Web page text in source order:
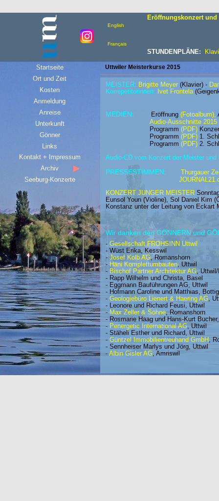
Eröffnungskonzert
STUNDENPLÄNE:
English
Français
Startseite
Ort und Zeit
Kosten
Anmeldung
Anreise
Unterkunft
Kontakt + Impressum
Gönner
Links
Archiv
Seeburg-Konzerte
Uttwiler Meisterkurse 2015
MEDIEN: Eröffnung (Fotoalbum),
Audio-Ausschnitte 2015
Programm (PDF)
Programm (PDF) 1.
Programm (PDF) 2.
Audio-CD vom Konzert der Meister
PRESSESTIMMEN:
Thurgauer
MEISTER: Brigitte Meyer (Klavier) -
Korrepetitorinnen: Ivet Frontela
KONZERT JUNGER MEISTER
Eunsol Youn (Violine), Sol Daniel Kim
Konstanz unter der Leitung von Eckart
Wir danken den GÖNNERN und
- Gesellschaft FROHSINN Uttwil
- Wüst Erika, Kesswil
- Josef Kolb AG, Romanshorn
- Häni Komplettumbauten , Uttwil
- Bischof Partner Architektur AG ,
- Rapp Wilhelm und Christa, Basel
- Eggmann Bauführungen AG, Uttwil
- Hofmann Caroline und Matthias,
- Geologiebüro Lienert & Haering AG ,
- Leonore und Richard Feusi, Uttwil
- Max Zeller & Söhne , Romanshorn
- Rosmarie Haag und Hans-Kurt
- Penergetic International AG , Uttwil
- Stäheli Esther und Richard, Uttwil
- Güntzel Immobilientreuhand GmbH ,
- Sennheiser Marlys und Jörg, Uttwil
- Albin Gisler AG , Amriswil